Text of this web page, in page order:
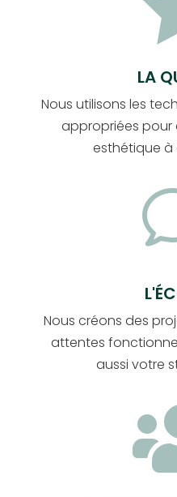
LA
Nous utilisons les
appropriées pour
esthétique
Nous créons des
attentes
aussi votre